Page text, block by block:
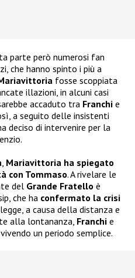
parte però numerosi fan
che hanno spinto i più a
fosse scoppiata
illazioni, in alcuni casi
accaduto tra Franchi e
a seguito delle insistenti
deciso di intervenire per la
Mariavittoria ha spiegato
con Tommaso. A rivelare le
del Grande Fratello è
che ha confermato la crisi
a causa della distanza e
alla lontananza, Franchi e
un periodo semplice.